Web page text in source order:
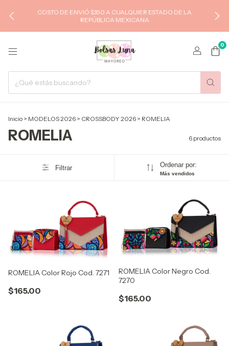
COSTO DE ENVIÓ $350 A CUALQUIER ESTADO DE LA
REPÚBLICA MEXICANA
0
Inicio > MODELOS 2026 > CROSSBODY 2026 > ROMELIA
ROMELIA 6 productos
Filtrar Ordenar por:
Más vendidos
ROMELIA Color Rojo Cod. 7271
$165.00
ROMELIA Color Negro Cod.
7270
$165.00